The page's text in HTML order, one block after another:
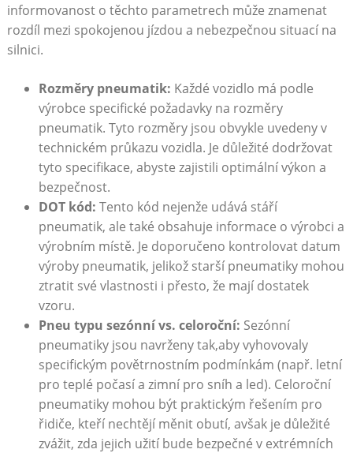
informovanost o těchto ​parametrech může znamenat
rozdíl mezi spokojenou jízdou a nebezpečnou situací na
silnici.
Rozměry​ pneumatik: Každé‌ vozidlo ‍má podle
výrobce⁤ specifické požadavky ​na rozměry
pneumatik. Tyto rozměry jsou obvykle uvedeny‍ v
technickém průkazu vozidla. Je ​důležité​ dodržovat
tyto specifikace, abyste zajistili optimální výkon a
bezpečnost.
DOT kód: Tento kód ⁤nejenže⁢ udává stáří
pneumatik, ale také ⁣obsahuje informace ⁣o ‌výrobci a
výrobním místě. Je doporučeno kontrolovat datum
⁤výroby pneumatik, jelikož starší ‍pneumatiky mohou
ztratit své⁢ vlastnosti i přesto, že mají dostatek
vzoru.
Pneu ⁣typu sezónní vs. celoroční: Sezónní
pneumatiky jsou navrženy tak,aby vyhovovaly
specifickým povětrnostním podmínkám (např. letní
pro teplé⁤ počasí a ⁤zimní pro sníh a led).⁤ Celoroční
pneumatiky⁤ mohou být⁢ praktickým řešením pro
řidiče, kteří nechtějí ⁤měnit obutí, avšak je důležité
zvážit, zda jejich užití bude bezpečné v extrémních